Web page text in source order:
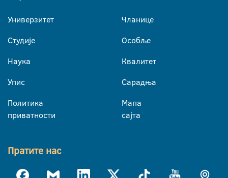
Универзитет
Студије
Наука
Упис
Политика
приватности
Чланице
Особље
Квалитет
Сарадња
Мапа
сајта
Пратите нас